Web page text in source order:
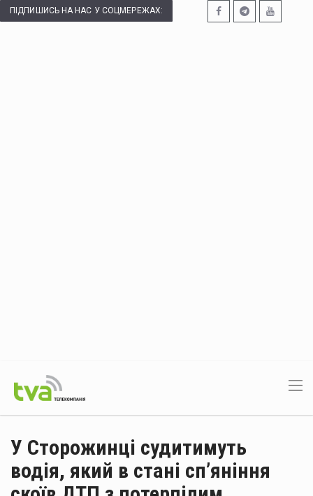
ПІДПИШИСЬ НА НАС У СОЦМЕРЕЖАХ:
У Сторожинці судитимуть
водія, який в стані сп’яніння